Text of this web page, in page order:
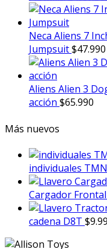
Neca Aliens 7
Jumpsuit$47.990
Aliens Alien 3
acción $65.990
Más nuevos
individuales
Cargador
cadena D8T $